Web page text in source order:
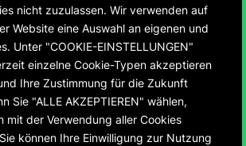
Montbéliard
Ludwigsburg
ersten deutsch-französischen
von 1950 – 2025
nicht zuzulassen. Wir verwenden auf
Website eine Auswahl an eigenen und
Unter "COOKIE-EINSTELLUNGEN"
einzelne Cookie-Typen akzeptieren
Ihre Zustimmung für die Zukunft
Sie "ALLE AKZEPTIEREN" wählen,
mit der Verwendung aller Cookies
können Ihre Einwilligung zur Nutzung